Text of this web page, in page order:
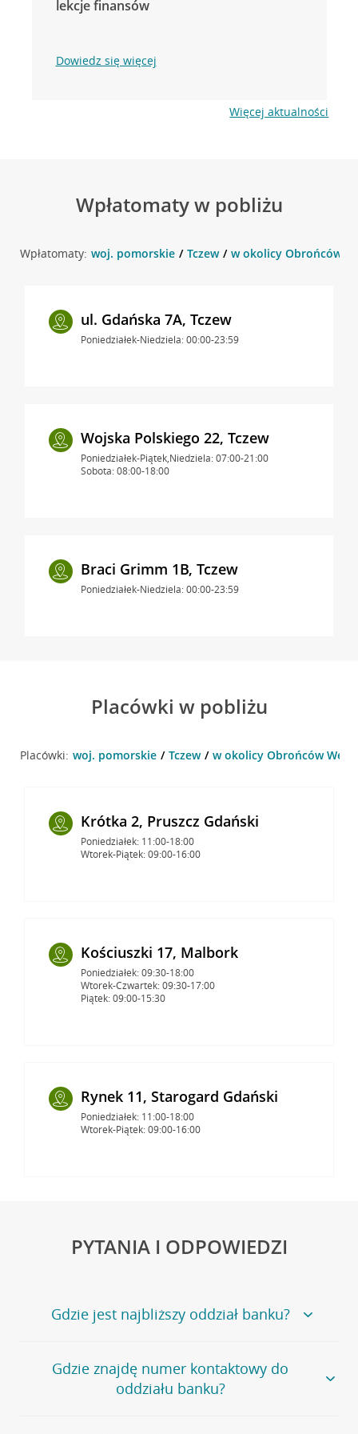
lekcje finansów
Dowiedz się więcej
Więcej aktualności
Wpłatomaty w pobliżu
Wpłatomaty: woj. pomorskie Tczew w okolicy Obrońców
ul. Gdańska 7A, Tczew
Poniedziałek-Niedziela: 00:00-23:59
Wojska Polskiego 22, Tczew
Poniedziałek-Piątek,Niedziela: 07:00-21:00
Sobota: 08:00-18:00
Braci Grimm 1B, Tczew
Poniedziałek-Niedziela: 00:00-23:59
Placówki w pobliżu
Placówki: woj. pomorskie Tczew w okolicy Obrońców
Krótka 2, Pruszcz Gdański
Poniedziałek: 11:00-18:00
Wtorek-Piątek: 09:00-16:00
Kościuszki 17, Malbork
Poniedziałek: 09:30-18:00
Wtorek-Czwartek: 09:30-17:00
Piątek: 09:00-15:30
Rynek 11, Starogard Gdański
Poniedziałek: 11:00-18:00
Wtorek-Piątek: 09:00-16:00
PYTANIA I ODPOWIEDZI
Gdzie jest najbliższy oddział banku?
Jeśli szukasz oddziału naszego banku, zapraszamy na
stronęPlacówki i bankomaty, na której znajduje się
wygodna wyszukiwarka.
Gdzie znajdę numer kontaktowy do
oddziału banku?